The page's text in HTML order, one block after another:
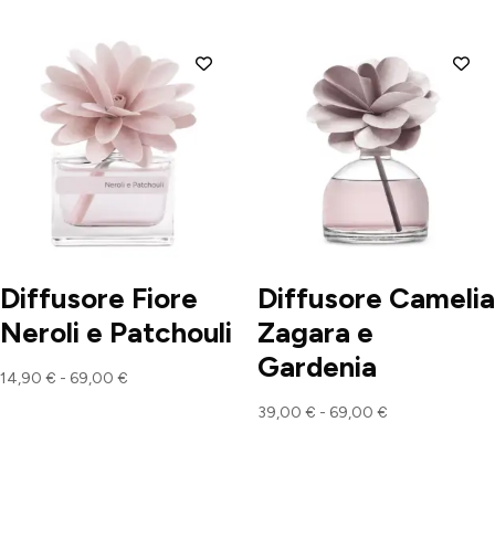
14,90 €
a
19,90 €
Diffusore Fiore
Neroli e Patchouli
14,90 € - 69,00 €
Diffusore Camelia
Zagara e
Gardenia
39,00 € - 69,00 €Fascia